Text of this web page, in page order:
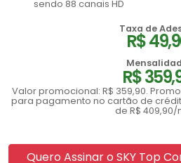
sendo 88 canais HD
Taxa de
R$
R$
Valor promocional: R$ 359,90.
para pagamento no cartão de
de R$ 409,90/
Quero Assinar o SKY Top